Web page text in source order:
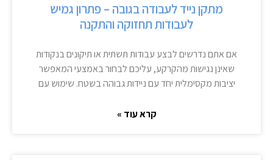
מתקן נייד לעבודה בגובה – פתרון גמיש
לעבודות תחזוקה והתקנה
אם אתם נדרשים לבצע עבודות תשתית או תיקונים בנקודות
שאינן נגישות מהקרקע, עליכם לבחור באמצעי המאפשר
יציבות מקסימלית יחד עם ניידות גבוהה בשטח. שימוש עם
קרא עוד »